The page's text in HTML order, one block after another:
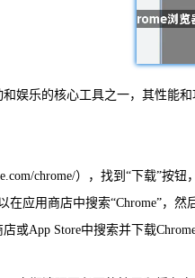
娱乐的核心工具之一，其性能
chrome/），找到“下载”按
应用商店中搜索“Chrome”，
或App Store中搜索并下载